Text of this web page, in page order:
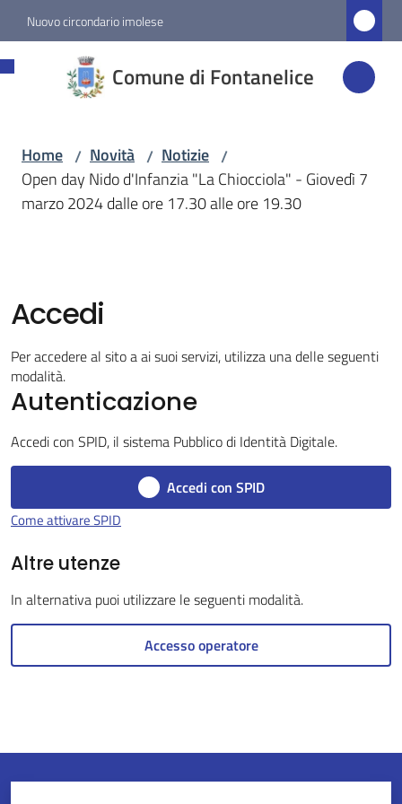
Vai al contenuto
Vai alla navigazione
Vai al footer
Nuovo circondario imolese
Comune di Fontanelice
Fontanelice
Amministrazione
Fontanelice
on-
line
gli
Home / Novità / Notizie /
Open day Nido d'Infanzia "La Chiocciola" - Giovedì 7
marzo 2024 dalle ore 17.30 alle ore 19.30
Accedi
Per accedere al sito a ai suoi servizi, utilizza una delle seguenti
modalità.
Autenticazione
Accedi con SPID, il sistema Pubblico di Identità Digitale.
Accedi con SPID
Come attivare SPID
Altre utenze
In alternativa puoi utilizzare le seguenti modalità.
Accesso operatore